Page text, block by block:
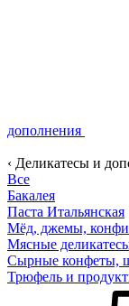
дополнения
‹ Деликатесы и
Все
Бакалея
Паста Итальянская
Мёд, джемы,
Мясные
Сырные конфеты,
Трюфель и